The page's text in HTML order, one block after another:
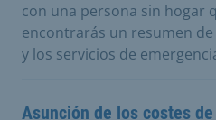
con una persona sin hogar
encontrarás un resumen
y los servicios de
Asunción de los costes